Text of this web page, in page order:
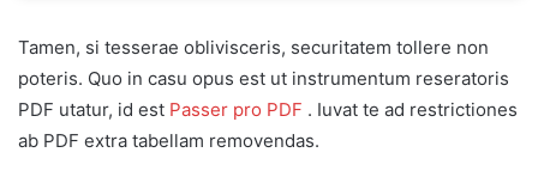
Tamen, si tesserae oblivisceris, securitatem tollere non
poteris. Quo in casu opus est ut instrumentum reseratoris
PDF utatur, id est Passer pro PDF . Iuvat te ad restrictiones
ab PDF extra tabellam removendas.